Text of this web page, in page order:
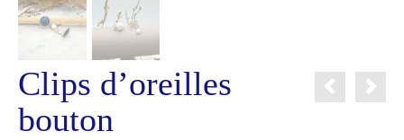
Clips d’oreilles
bouton